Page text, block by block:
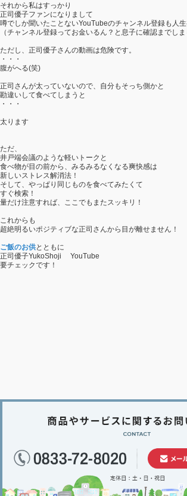
それから私はすっかり
正司優子ファンになりまして
噂でしか聞いたことないYouTubeのチャンネル登録も人生
（チャンネル登録ってお金いるん？と息子に確認までしま
ただし、正司優子さんの動画は危険です。
・・・
腹がへる(笑)
正司さんが太っていないので、自分もそっち側かと
勘違いして食べてしまうと
・・・
太ります
ただ、
井戸端会議のような軽いトークと
食べ物が目の前から、みるみるなくなる爽快感は
新しいストレス解消法！
そして、やっぱり同じものを食べてみたくて
すぐ検索！
量だけ注意すれば、ここでもまたスッキリ！
これからも
超絶明るいポジティブな正司さんから目が離せません！
ご飯のお供とともに
正司優子YukoShoji YouTube
要チェックです！